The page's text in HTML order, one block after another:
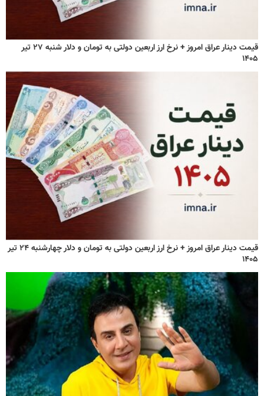
قیمت دینار عراق امروز + نرخ ارز اربعین دولتی به تومان و دلار شنبه ۲۷ تیر
۱۴۰۵
قیمت دینار عراق امروز + نرخ ارز اربعین دولتی به تومان و دلار چهارشنبه ۲۴ تیر
۱۴۰۵